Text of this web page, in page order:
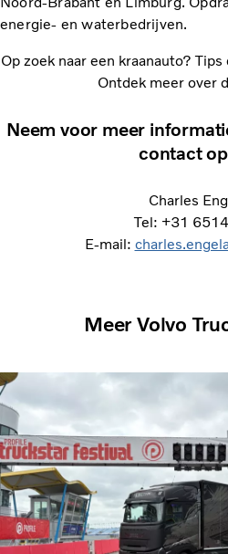
energie- en waterbedrijven.
Op zoek naar een kraanauto?
Ontdek meer over
Neem voor meer
contact
Charles
Tel: +31
E-mail:
Meer Volvo